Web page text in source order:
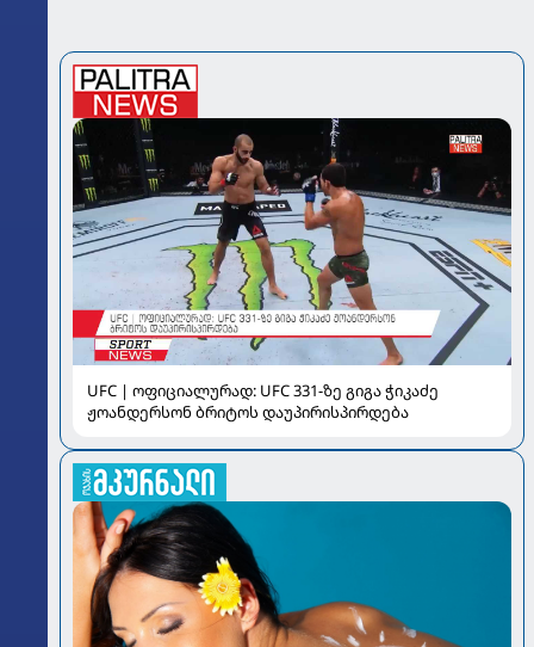
UFC | ოფიციალურად: UFC 331-ზე გიგა ჭიკაძე
ჟოანდერსონ ბრიტოს დაუპირისპირდება